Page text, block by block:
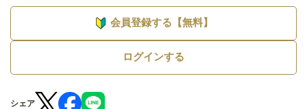
会員登録する【無料】
ログインする
シェア